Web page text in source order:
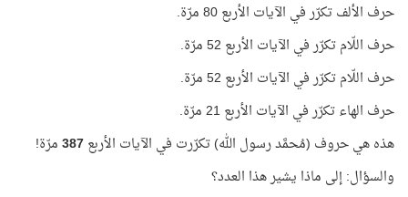
حرف الألف تكرّر في الآيات الأربع 80 مرّة.
حرف اللّام تكرّر في الآيات الأربع 52 مرّة.
حرف اللّام تكرّر في الآيات الأربع 52 مرّة.
حرف الهاء تكرّر في الآيات الأربع 21 مرّة.
هذه هي حروف (مُحمَّد رسول الله) تكرّرت في الآيات الأربع387مرّة!
والسؤال: إلى ماذا يشير هذا العدد؟